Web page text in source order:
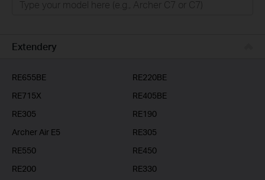
Business
Extendery
RE655BE
RE220BE
RE715X
RE405BE
RE305
RE190
Archer Air E5
RE305
RE550
RE450
RE200
RE330